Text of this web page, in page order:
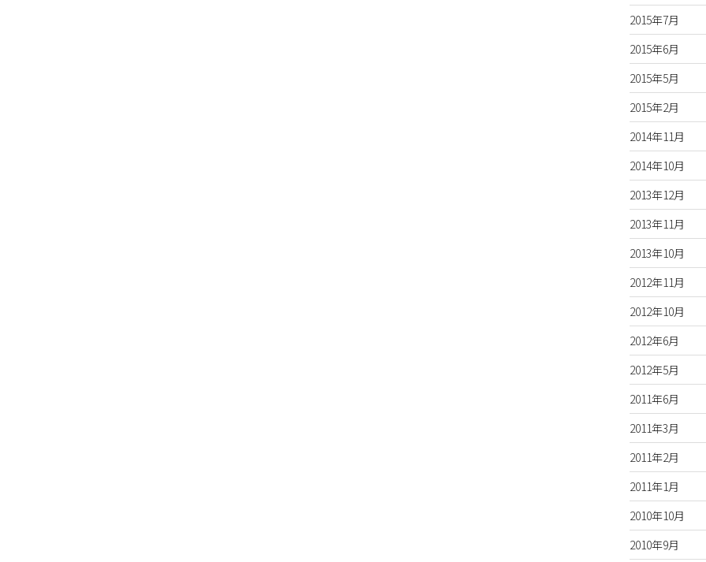
2015年7月
2015年6月
2015年5月
2015年2月
2014年11月
2014年10月
2013年12月
2013年11月
2013年10月
2012年11月
2012年10月
2012年6月
2012年5月
2011年6月
2011年3月
2011年2月
2011年1月
2010年10月
2010年9月